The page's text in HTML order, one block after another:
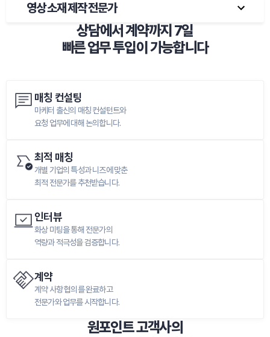
영상 소재 제작 전문가
상담에서 계약까지 7일
빠른 업무 투입이 가능합니다
매칭 컨설팅
마케터 출신의 매칭 컨설턴트와
요청 업무에 대해 논의합니다.
최적 매칭
개별 기업의 특성과 니즈에 맞춘
최적 전문가를 추천받습니다.
인터뷰
화상 미팅을 통해 전문가의
역량과 적극성을 검증합니다.
계약
계약 사항 협의를 완료하고
전문가와 업무를 시작합니다.
원포인트 고객사의